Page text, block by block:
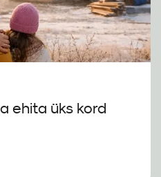
ehita üks kord